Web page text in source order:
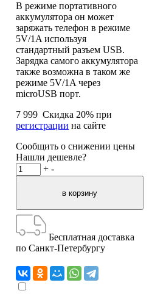
В режиме портативного
аккумулятора он может
заряжать телефон в режиме
5V/1A используя
стандартный разъем USB.
Зарядка самого аккумулятора
также возможна в таком же
режиме 5V/1A через
microUSB порт.
7 999 Скидка 20% при
регистрации на сайте
Сообщить о снижении цены
Нашли дешевле?
+ -
Бесплатная доставка
по Санкт-Петербургу